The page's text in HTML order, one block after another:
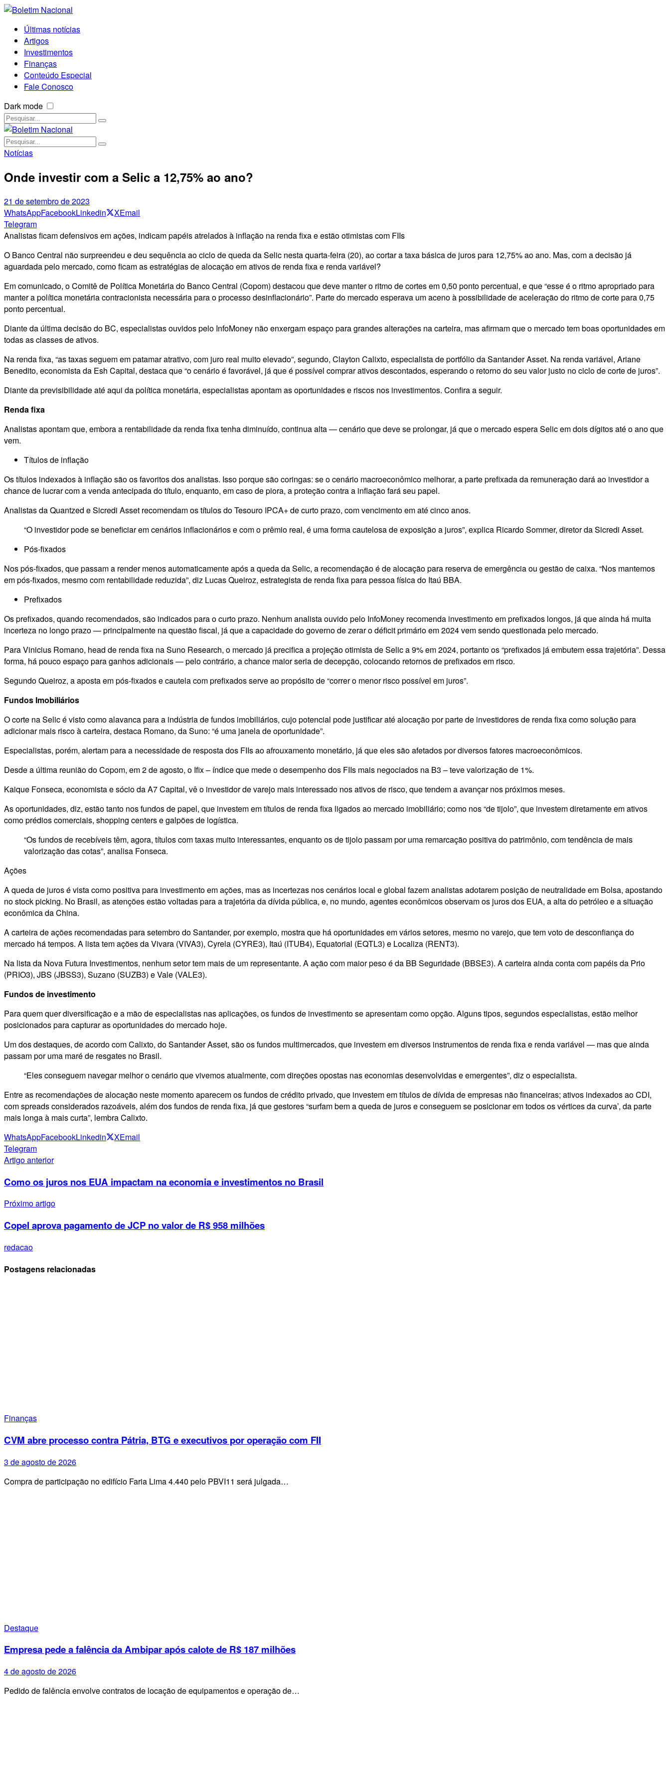
Últimas notícias
Artigos
Investimentos
Finanças
Conteúdo Especial
Fale Conosco
Dark mode
Notícias
Onde investir com a Selic a 12,75% ao ano?
21 de setembro de 2023
WhatsAppFacebookLinkedin XEmail
Telegram
Analistas ficam defensivos em ações, indicam papéis atrelados à inflação na renda fixa e estão otimistas com FIIs
O Banco Central não surpreendeu e deu sequência ao ciclo de queda da Selic nesta quarta-feira (20), ao cortar a taxa básica de juros para 12,75% ao ano. Mas, com a decisão já
aguardada pelo mercado, como ficam as estratégias de alocação em ativos de renda fixa e renda variável?
Em comunicado, o Comitê de Política Monetária do Banco Central (Copom) destacou que deve manter o ritmo de cortes em 0,50 ponto percentual, e que “esse é o ritmo apropriado para
manter a política monetária contracionista necessária para o processo desinflacionário”. Parte do mercado esperava um aceno à possibilidade de aceleração do ritmo de corte para 0,75
ponto percentual.
Diante da última decisão do BC, especialistas ouvidos pelo InfoMoney não enxergam espaço para grandes alterações na carteira, mas afirmam que o mercado tem boas oportunidades em
todas as classes de ativos.
Na renda fixa, “as taxas seguem em patamar atrativo, com juro real muito elevado”, segundo, Clayton Calixto, especialista de portfólio da Santander Asset. Na renda variável, Ariane
Benedito, economista da Esh Capital, destaca que “o cenário é favorável, já que é possível comprar ativos descontados, esperando o retorno do seu valor justo no ciclo de corte de juros”.
Diante da previsibilidade até aqui da política monetária, especialistas apontam as oportunidades e riscos nos investimentos. Confira a seguir.
Renda fixa
Analistas apontam que, embora a rentabilidade da renda fixa tenha diminuído, continua alta — cenário que deve se prolongar, já que o mercado espera Selic em dois dígitos até o ano que
vem.
Títulos de inflação
Os títulos indexados à inflação são os favoritos dos analistas. Isso porque são coringas: se o cenário macroeconômico melhorar, a parte prefixada da remuneração dará ao investidor a
chance de lucrar com a venda antecipada do título, enquanto, em caso de piora, a proteção contra a inflação fará seu papel.
Analistas da Quantzed e Sicredi Asset recomendam os títulos do Tesouro IPCA+ de curto prazo, com vencimento em até cinco anos.
“O investidor pode se beneficiar em cenários inflacionários e com o prêmio real, é uma forma cautelosa de exposição a juros”, explica Ricardo Sommer, diretor da Sicredi Asset.
Pós-fixados
Nos pós-fixados, que passam a render menos automaticamente após a queda da Selic, a recomendação é de alocação para reserva de emergência ou gestão de caixa. “Nos mantemos
em pós-fixados, mesmo com rentabilidade reduzida”, diz Lucas Queiroz, estrategista de renda fixa para pessoa física do Itaú BBA.
Prefixados
Os prefixados, quando recomendados, são indicados para o curto prazo. Nenhum analista ouvido pelo InfoMoney recomenda investimento em prefixados longos, já que ainda há muita
incerteza no longo prazo — principalmente na questão fiscal, já que a capacidade do governo de zerar o déficit primário em 2024 vem sendo questionada pelo mercado.
Para Vinicius Romano, head de renda fixa na Suno Research, o mercado já precifica a projeção otimista de Selic a 9% em 2024, portanto os “prefixados já embutem essa trajetória”. Dessa
forma, há pouco espaço para ganhos adicionais — pelo contrário, a chance maior seria de decepção, colocando retornos de prefixados em risco.
Segundo Queiroz, a aposta em pós-fixados e cautela com prefixados serve ao propósito de “correr o menor risco possível em juros”.
Fundos Imobiliários
O corte na Selic é visto como alavanca para a indústria de fundos imobiliários, cujo potencial pode justificar até alocação por parte de investidores de renda fixa como solução para
adicionar mais risco à carteira, destaca Romano, da Suno: “é uma janela de oportunidade”.
Especialistas, porém, alertam para a necessidade de resposta dos FIIs ao afrouxamento monetário, já que eles são afetados por diversos fatores macroeconômicos.
Desde a última reunião do Copom, em 2 de agosto, o Ifix – índice que mede o desempenho dos FIIs mais negociados na B3 – teve valorização de 1%.
Kaique Fonseca, economista e sócio da A7 Capital, vê o investidor de varejo mais interessado nos ativos de risco, que tendem a avançar nos próximos meses.
As oportunidades, diz, estão tanto nos fundos de papel, que investem em títulos de renda fixa ligados ao mercado imobiliário; como nos “de tijolo”, que investem diretamente em ativos
como prédios comerciais, shopping centers e galpões de logística.
“Os fundos de recebíveis têm, agora, títulos com taxas muito interessantes, enquanto os de tijolo passam por uma remarcação positiva do patrimônio, com tendência de mais
valorização das cotas”, analisa Fonseca.
Ações
A queda de juros é vista como positiva para investimento em ações, mas as incertezas nos cenários local e global fazem analistas adotarem posição de neutralidade em Bolsa, apostando
no stock picking. No Brasil, as atenções estão voltadas para a trajetória da dívida pública, e, no mundo, agentes econômicos observam os juros dos EUA, a alta do petróleo e a situação
econômica da China.
A carteira de ações recomendadas para setembro do Santander, por exemplo, mostra que há oportunidades em vários setores, mesmo no varejo, que tem voto de desconfiança do
mercado há tempos. A lista tem ações da Vivara (VIVA3), Cyrela (CYRE3), Itaú (ITUB4), Equatorial (EQTL3) e Localiza (RENT3).
Na lista da Nova Futura Investimentos, nenhum setor tem mais de um representante. A ação com maior peso é da BB Seguridade (BBSE3). A carteira ainda conta com papéis da Prio
(PRIO3), JBS (JBSS3), Suzano (SUZB3) e Vale (VALE3).
Fundos de investimento
Para quem quer diversificação e a mão de especialistas nas aplicações, os fundos de investimento se apresentam como opção. Alguns tipos, segundos especialistas, estão melhor
posicionados para capturar as oportunidades do mercado hoje.
Um dos destaques, de acordo com Calixto, do Santander Asset, são os fundos multimercados, que investem em diversos instrumentos de renda fixa e renda variável — mas que ainda
passam por uma maré de resgates no Brasil.
“Eles conseguem navegar melhor o cenário que vivemos atualmente, com direções opostas nas economias desenvolvidas e emergentes”, diz o especialista.
Entre as recomendações de alocação neste momento aparecem os fundos de crédito privado, que investem em títulos de dívida de empresas não financeiras; ativos indexados ao CDI,
com spreads considerados razoáveis, além dos fundos de renda fixa, já que gestores “surfam bem a queda de juros e conseguem se posicionar em todos os vértices da curva’, da parte
mais longa à mais curta”, lembra Calixto.
WhatsAppFacebookLinkedin XEmail
Telegram
Artigo anterior
Como os juros nos EUA impactam na economia e investimentos no Brasil
Próximo artigo
Copel aprova pagamento de JCP no valor de R$ 958 milhões
redacao
Postagens relacionadas
Finanças
CVM abre processo contra Pátria, BTG e executivos por operação com FII
3 de agosto de 2026
Compra de participação no edifício Faria Lima 4.440 pelo PBVI11 será julgada…
Destaque
Empresa pede a falência da Ambipar após calote de R$ 187 milhões
4 de agosto de 2026
Pedido de falência envolve contratos de locação de equipamentos e operação de…